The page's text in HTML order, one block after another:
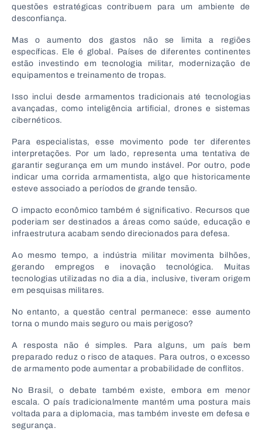
questões estratégicas contribuem para um ambiente de
desconfiança.
Mas o aumento dos gastos não se limita a regiões
específicas. Ele é global. Países de diferentes continentes
estão investindo em tecnologia militar, modernização de
equipamentos e treinamento de tropas.
Isso inclui desde armamentos tradicionais até tecnologias
avançadas, como inteligência artificial, drones e sistemas
cibernéticos.
Para especialistas, esse movimento pode ter diferentes
interpretações. Por um lado, representa uma tentativa de
garantir segurança em um mundo instável. Por outro, pode
indicar uma corrida armamentista, algo que historicamente
esteve associado a períodos de grande tensão.
O impacto econômico também é significativo. Recursos que
poderiam ser destinados a áreas como saúde, educação e
infraestrutura acabam sendo direcionados para defesa.
Ao mesmo tempo, a indústria militar movimenta bilhões,
gerando empregos e inovação tecnológica. Muitas
tecnologias utilizadas no dia a dia, inclusive, tiveram origem
em pesquisas militares.
No entanto, a questão central permanece: esse aumento
torna o mundo mais seguro ou mais perigoso?
A resposta não é simples. Para alguns, um país bem
preparado reduz o risco de ataques. Para outros, o excesso
de armamento pode aumentar a probabilidade de conflitos.
No Brasil, o debate também existe, embora em menor
escala. O país tradicionalmente mantém uma postura mais
voltada para a diplomacia, mas também investe em defesa e
segurança.